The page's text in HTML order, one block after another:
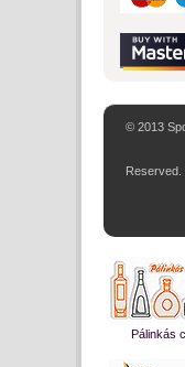
© 2013
Reserved.
Pálinkás